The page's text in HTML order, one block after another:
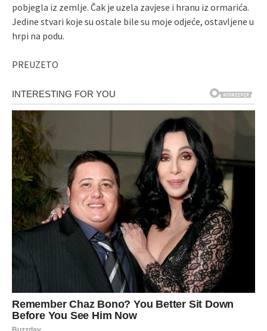
pobjegla iz zemlje. Čak je uzela zavjese i hranu iz ormarića.
Jedine stvari koje su ostale bile su moje odjeće, ostavljene u
hrpi na podu.
PREUZETO